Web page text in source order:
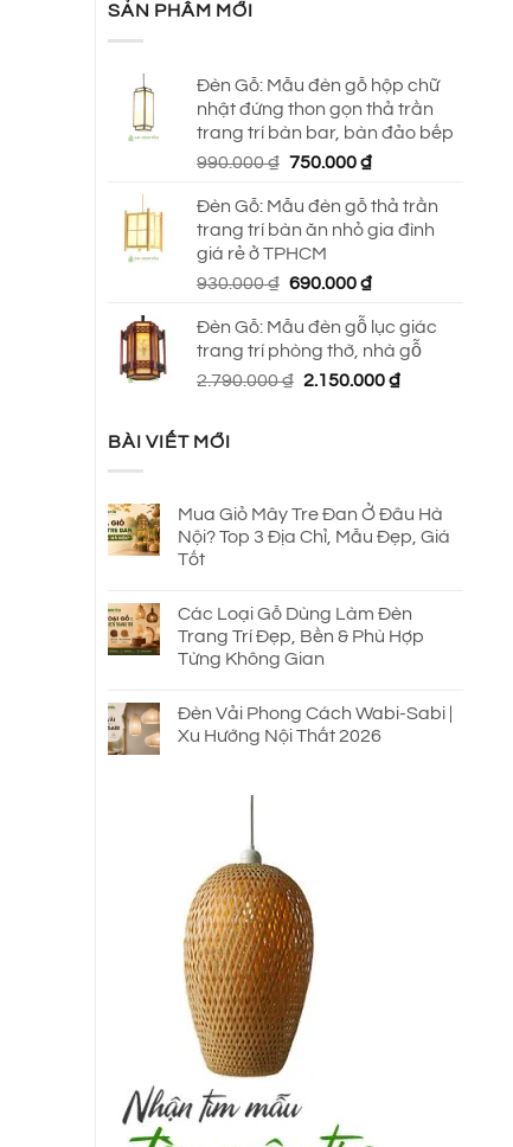
SẢN PHẨM MỚI
Đèn Gỗ: Mẫu đèn gỗ hộp chữ
nhật đứng thon gọn thả trần
trang trí bàn bar, bàn đảo bếp
990.000₫ Giá
là:
990.000 ₫.
750.000₫Giá
tại
là:
Đèn Gỗ: Mẫu đèn gỗ thả trần
trang trí bàn ăn nhỏ gia đình
giá rẻ ở TPHCM
930.000₫ Giá
là:
930.000 ₫.
690.000₫Giá
tại
là:
690.000 ₫.
Đèn Gỗ: Mẫu đèn gỗ lục giác
trang trí phòng thờ, nhà gỗ
2.790.000₫ Giá
2.150.000₫Giá
BÀI VIẾT MỚI
Mua Giỏ Mây Tre Đan Ở Đâu Hà
Nội? Top 3 Địa Chỉ, Mẫu Đẹp, Giá
Tốt
Các Loại Gỗ Dùng Làm Đèn
Trang Trí Đẹp, Bền & Phù Hợp
Từng Không Gian
Đèn Vải Phong Cách Wabi-Sabi |
Xu Hướng Nội Thất 2026